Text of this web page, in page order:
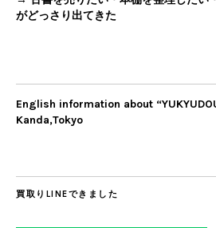
がどっさり出てきた
English information about
Kanda,Tokyo
買取りLINEできました